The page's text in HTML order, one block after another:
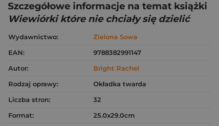
Szczegółowe informacje na temat książki
Wiewiórki które nie chciały się dzielić
Wydawnictwo:
Zielona Sowa
EAN:
9788382991147
Autor:
Bright Rachel
Rodzaj oprawy:
Okładka twarda
Liczba stron:
32
Format:
25.0x29.0cm